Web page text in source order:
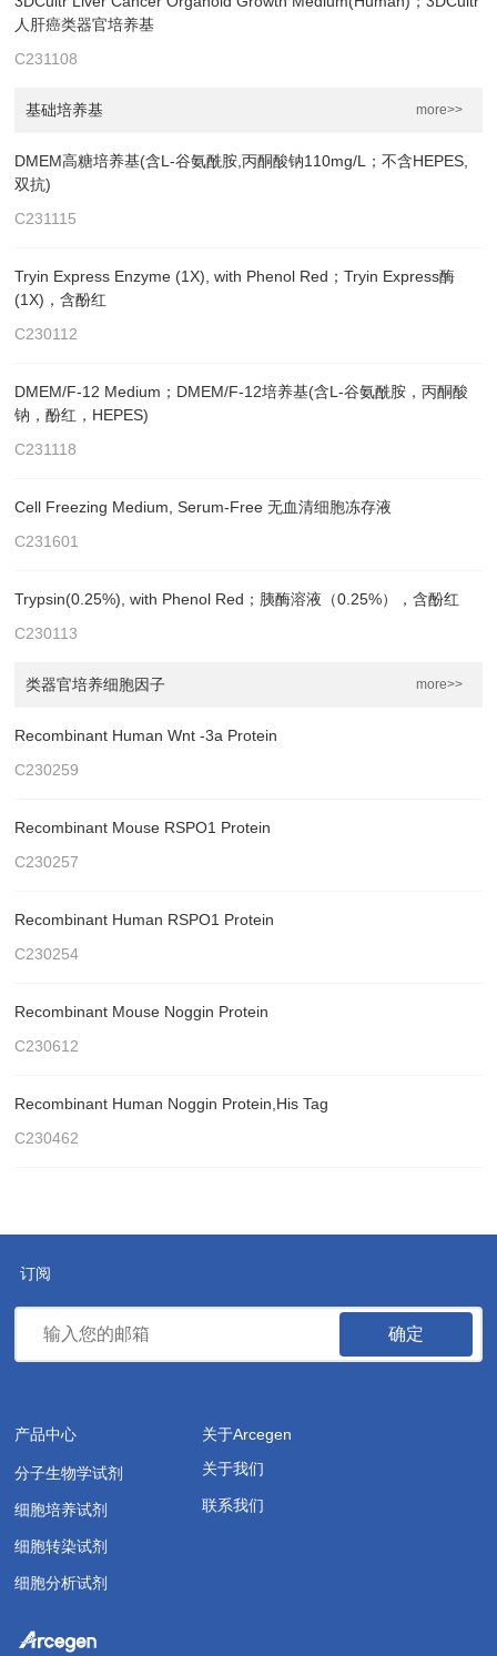
人肝癌类器官培养基
C231108
基础培养基 more>>
DMEM高糖培养基(含L-谷氨酰胺,丙酮酸钠110mg/L；不含HEPES,
双抗)
C231115
Tryin Express Enzyme (1X), with Phenol Red；Tryin Express酶
(1X)，含酚红
C230112
DMEM/F-12 Medium；DMEM/F-12培养基(含L-谷氨酰胺，丙酮酸
钠，酚红，HEPES)
C231118
Cell Freezing Medium, Serum-Free 无血清细胞冻存液
C231601
Trypsin(0.25%), with Phenol Red；胰酶溶液（0.25%），含酚红
C230113
类器官培养细胞因子 more>>
Recombinant Human Wnt -3a Protein
C230259
Recombinant Mouse RSPO1 Protein
C230257
Recombinant Human RSPO1 Protein
C230254
Recombinant Mouse Noggin Protein
C230612
Recombinant Human Noggin Protein,His Tag
C230462
订阅
确定
产品中心
分子生物学试剂
细胞培养试剂
细胞转染试剂
细胞分析试剂
关于Arcegen
关于我们
联系我们